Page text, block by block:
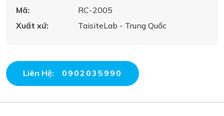
Mã:
RC-2005
Xuất xứ:
TaisiteLab - Trung Quốc
Liên Hệ: 0902035990